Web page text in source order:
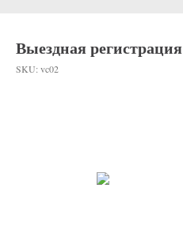
Выездная регистрация
SKU: vc02